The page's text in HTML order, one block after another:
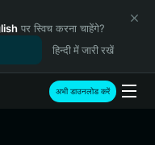
पर स्विच करना चाहेंगे?
हिन्दी में जारी रखें
अभी डाउनलोड करें